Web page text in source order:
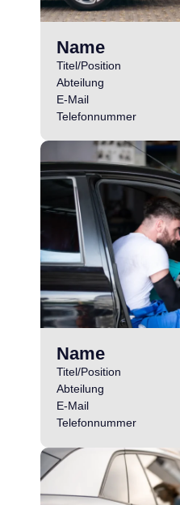
Name
Titel/Position
Abteilung
E-Mail
Telefonnummer
Name
Titel/Position
Abteilung
E-Mail
Telefonnummer